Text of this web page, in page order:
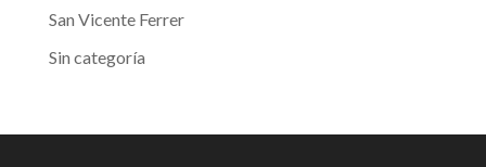
San Vicente Ferrer
Sin categoría